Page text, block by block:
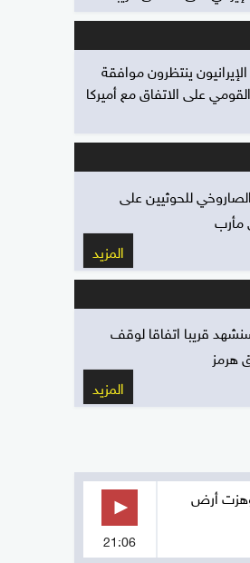
ينتظرون موافقة
على الاتفاق مع أميركا
للحوثيين على
المزيد
قريبا اتفاقا لوقف
هرمز
المزيد
أرض
21:06